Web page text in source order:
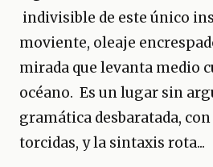
indivisible de este único
moviente, oleaje
mirada que levanta medio
océano. Es un lugar sin
gramática desbaratada,
torcidas, y la sintaxis rota...